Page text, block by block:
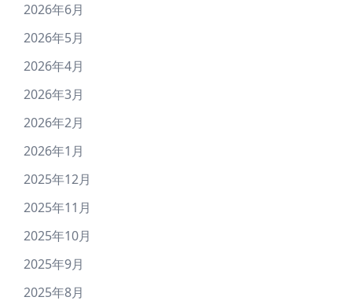
2026年6月
2026年5月
2026年4月
2026年3月
2026年2月
2026年1月
2025年12月
2025年11月
2025年10月
2025年9月
2025年8月